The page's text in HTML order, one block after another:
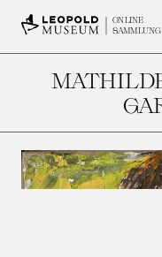
ONLINE
SAMMLUNG